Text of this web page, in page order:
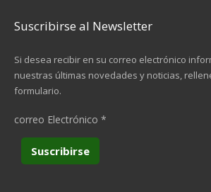
Suscribirse al Newsletter
Si desea recibir en su correo electrónico
nuestras últimas novedades y noticias,
formulario.
correo Electrónico *